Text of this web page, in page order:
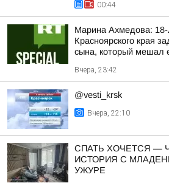
00:44
Марина Ахмедова:
Красноярского края
сына, который мешал
Вчера, 23:42
@vesti_krsk
Вчера, 22:10
СПАТЬ ХОЧЕТСЯ —
ИСТОРИЯ С
УЖУРЕ